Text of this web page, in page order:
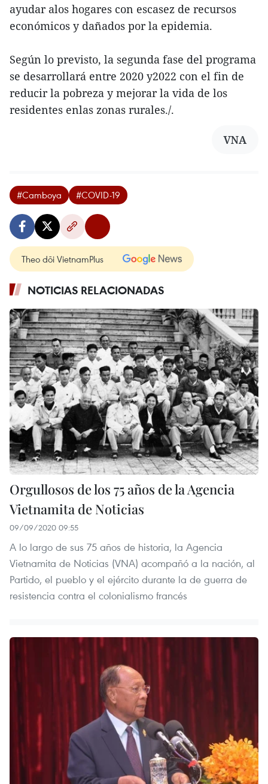
ayudar alos hogares con escasez de recursos
económicos y dañados por la epidemia.
Según lo previsto, la segunda fase del programa
se desarrollará entre 2020 y2022 con el fin de
reducir la pobreza y mejorar la vida de los
residentes enlas zonas rurales./.
VNA
#Camboya #COVID-19
Theo dõi VietnamPlus
NOTICIAS RELACIONADAS
Orgullosos de los 75 años de la Agencia
Vietnamita de Noticias
09/09/2020 09:55
A lo largo de sus 75 años de historia, la Agencia
Vietnamita de Noticias (VNA) acompañó a la nación, al
Partido, el pueblo y el ejército durante la de guerra de
resistencia contra el colonialismo francés